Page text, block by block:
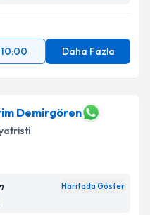
10:00 Daha Fazla
Demirgören
Haritada Göster